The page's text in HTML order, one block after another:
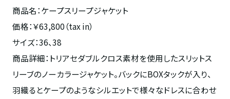
商品名：ケープスリープジャケット
価格：￥63,800（tax in）
サイズ：36、38
商品詳細：トリアセダブルクロス素材を使用したスリットス
リーブのノーカラージャケット。バックにBOXタックが入り、
羽織るとケープのようなシルエットで様々なドレスに合わせ